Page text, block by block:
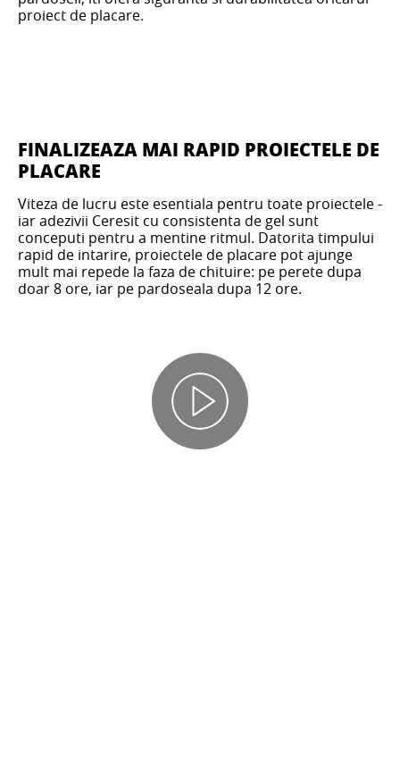
proiect de placare.
FINALIZEAZA MAI RAPID PROIECTELE DE
PLACARE
Viteza de lucru este esentiala pentru toate proiectele -
iar adezivii Ceresit cu consistenta de gel sunt
conceputi pentru a mentine ritmul. Datorita timpului
rapid de intarire, proiectele de placare pot ajunge
mult mai repede la faza de chituire: pe perete dupa
doar 8 ore, iar pe pardoseala dupa 12 ore.